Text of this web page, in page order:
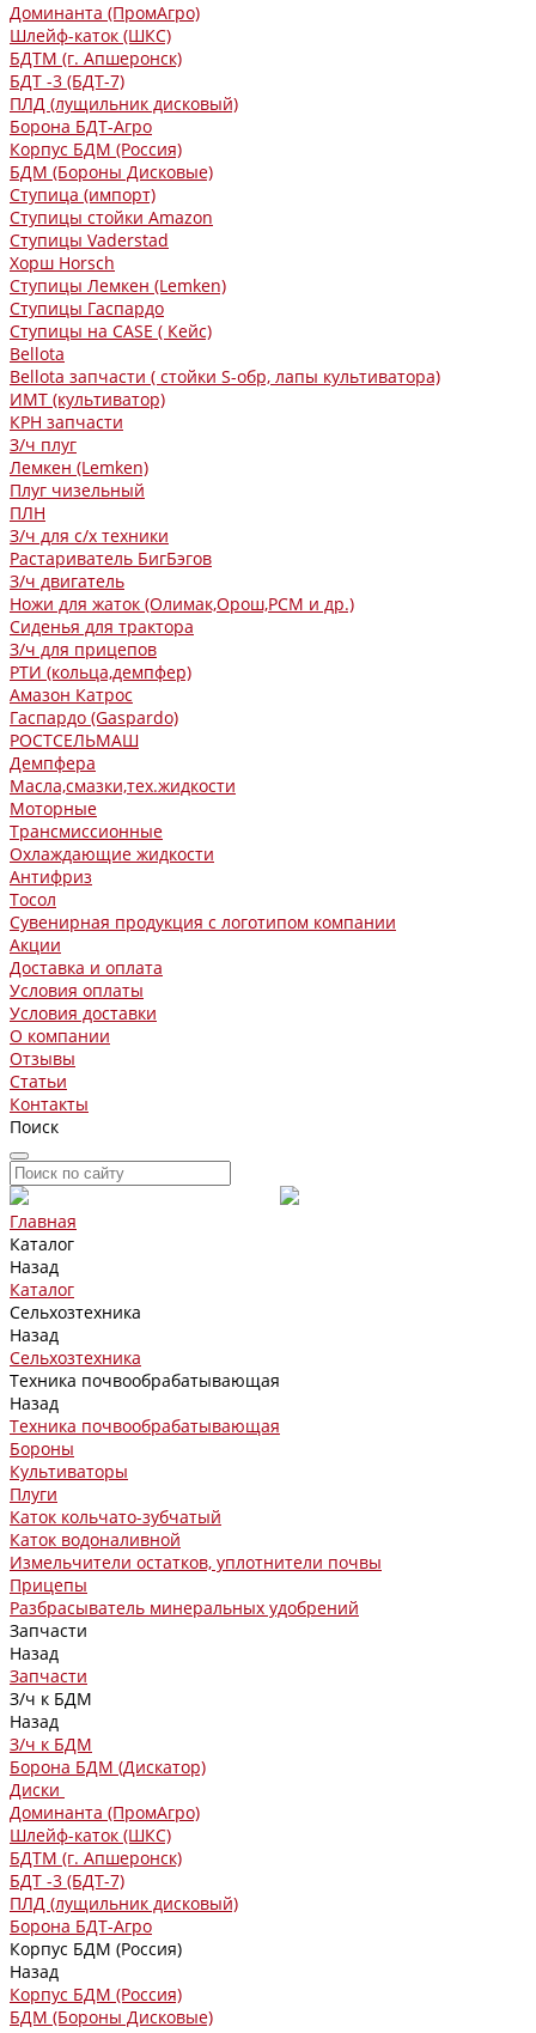
Доминанта (ПромАгро)
Шлейф-каток (ШКС)
БДТМ (г. Апшеронск)
БДТ -3 (БДТ-7)
ПЛД (лущильник дисковый)
Борона БДТ-Агро
Корпус БДМ (Россия)
БДМ (Бороны Дисковые)
Ступица (импорт)
Ступицы стойки Amazon
Ступицы Vaderstad
Хорш Horsch
Ступицы Лемкен (Lemken)
Ступицы Гаспардо
Ступицы на CASE ( Кейс)
Bellota
Bellota запчасти ( стойки S-обр, лапы культиватора)
ИМТ (культиватор)
КРН запчасти
З/ч плуг
Лемкен (Lemken)
Плуг чизельный
ПЛН
З/ч для с/х техники
Растариватель БигБэгов
З/ч двигатель
Ножи для жаток (Олимак,Орош,РСМ и др.)
Сиденья для трактора
З/ч для прицепов
РТИ (кольца,демпфер)
Амазон Катрос
Гаспардо (Gaspardo)
РОСТСЕЛЬМАШ
Демпфера
Масла,смазки,тех.жидкости
Моторные
Трансмиссионные
Охлаждающие жидкости
Антифриз
Тосол
Сувенирная продукция с логотипом компании
Акции
Доставка и оплата
Условия оплаты
Условия доставки
О компании
Отзывы
Статьи
Контакты
Поиск
Главная
Каталог
Назад
Каталог
Сельхозтехника
Назад
Сельхозтехника
Техника почвообрабатывающая
Назад
Техника почвообрабатывающая
Бороны
Культиваторы
Плуги
Каток кольчато-зубчатый
Каток водоналивной
Измельчители остатков, уплотнители почвы
Прицепы
Разбрасыватель минеральных удобрений
Запчасти
Назад
Запчасти
З/ч к БДМ
Назад
З/ч к БДМ
Борона БДМ (Дискатор)
Диски
Доминанта (ПромАгро)
Шлейф-каток (ШКС)
БДТМ (г. Апшеронск)
БДТ -3 (БДТ-7)
ПЛД (лущильник дисковый)
Борона БДТ-Агро
Корпус БДМ (Россия)
Назад
Корпус БДМ (Россия)
БДМ (Бороны Дисковые)